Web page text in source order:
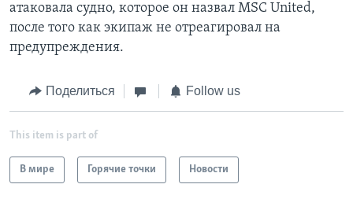
атаковала судно, которое он назвал MSC United,
после того как экипаж не отреагировал на
предупреждения.
Поделиться Follow us
This item is part of
В мире Горячие точки Новости